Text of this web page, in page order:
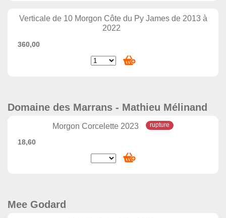
Verticale de 10 Morgon Côte du Py James de 2013 à
2022
360,00
Domaine des Marrans - Mathieu Mélinand
Morgon Corcelette 2023
18,60
Mee Godard